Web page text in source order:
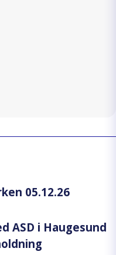
05.12.26
ASD i Haugesund